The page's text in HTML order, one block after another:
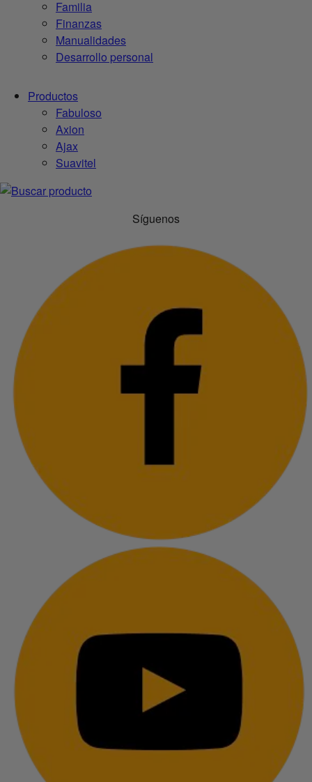
Familia
Finanzas
Manualidades
Desarrollo personal
Productos
Fabuloso
Axion
Ajax
Suavitel
Síguenos